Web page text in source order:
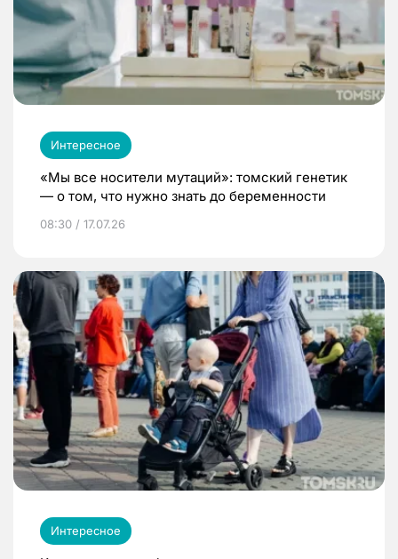
Интересное
«Мы все носители мутаций»: томский генетик
— о том, что нужно знать до беременности
08:30 / 17.07.26
Интересное